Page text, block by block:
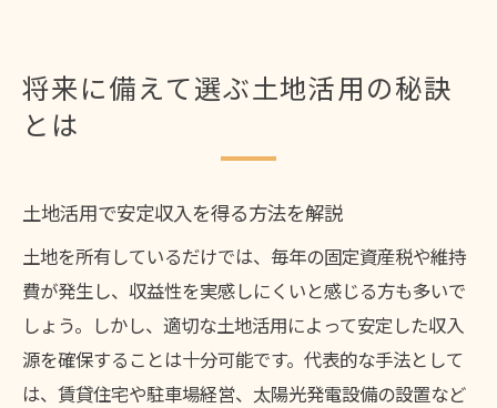
将来に備えて選ぶ土地活用の秘訣
とは
土地活用で安定収入を得る方法を解説
土地を所有しているだけでは、毎年の固定資産税や維持
費が発生し、収益性を実感しにくいと感じる方も多いで
しょう。しかし、適切な土地活用によって安定した収入
源を確保することは十分可能です。代表的な手法として
は、賃貸住宅や駐車場経営、太陽光発電設備の設置など